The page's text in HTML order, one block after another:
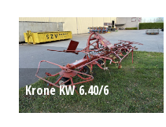
Krone KW 6.40/6